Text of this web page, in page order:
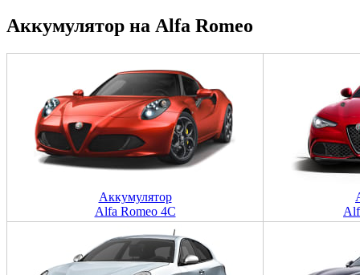
Аккумулятор на Alfa Romeo
Аккумулятор
Alfa Romeo 4C